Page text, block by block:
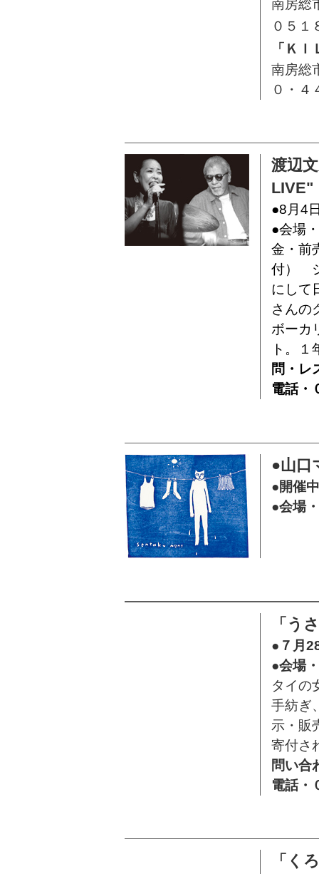
南房総
０５１
「Ｋ
南房総
０・４
渡辺
LIVE"
●8月4
●会場
金・前
付）
にして
さんの
ボーカ
ト。１
問・レ
電話・
●山口
●開催
●会場
「う
●７月
●会場
タイの
手紡ぎ
示・販
寄付さ
問い合
電話・
「く